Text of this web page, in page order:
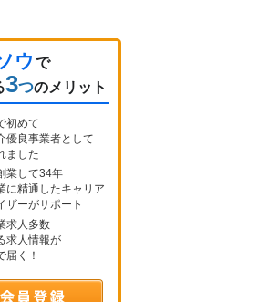
ウ で
3つのメリット
初めて
優良事業者として
ました
業して34年
に精通したキャリア
ザーがサポート
求人多数
求人情報が
届く！